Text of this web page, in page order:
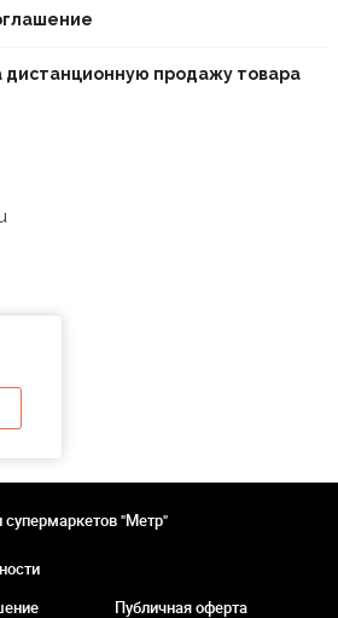
дистанционную продажу товара
"Метр"
Публичная оферта